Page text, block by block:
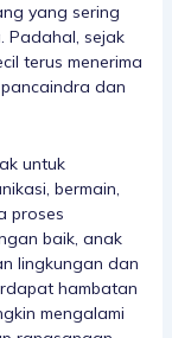
yang sering
Padahal, sejak
terus menerima
dan
untuk
bermain,
proses
baik, anak
lingkungan dan
hambatan
mengalami